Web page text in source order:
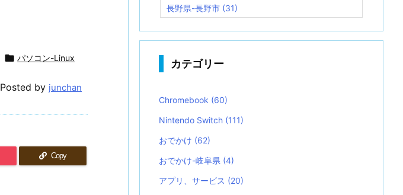
 パソコン-Linux
Posted by junchan
Copy
長野県-長野市 (31)
カテゴリー
Chromebook (60)
Nintendo Switch (111)
おでかけ (62)
おでかけ-岐阜県 (4)
アプリ、サービス (20)